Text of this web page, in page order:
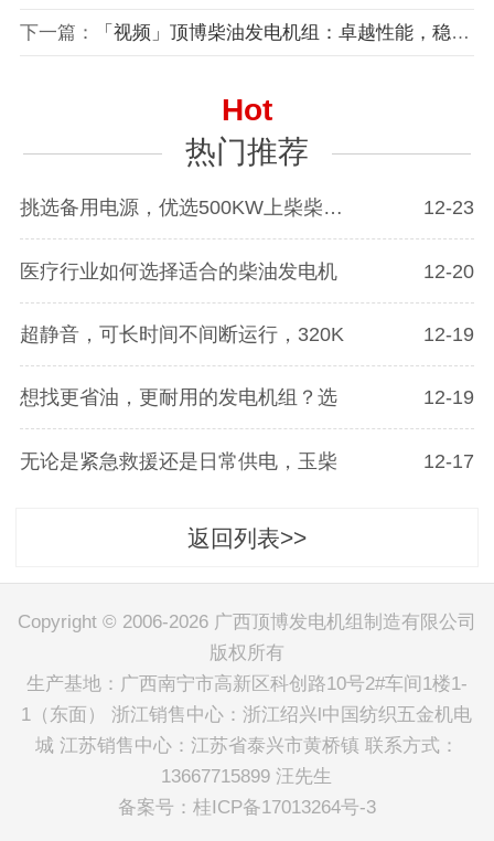
下一篇： 「视频」顶博柴油发电机组：卓越性能，稳定运行，满足您高标准需求！
Hot
热门推荐
挑选备用电源，优选500KW上柴柴油发电 12-23
医疗行业如何选择适合的柴油发电机 12-20
超静音，可长时间不间断运行，320K 12-19
想找更省油，更耐用的发电机组？选 12-19
无论是紧急救援还是日常供电，玉柴 12-17
返回列表>>
Copyright © 2006-2026 广西顶博发电机组制造有限公司
版权所有
生产基地：广西南宁市高新区科创路10号2#车间1楼1-
1（东面） 浙江销售中心：浙江绍兴l中国纺织五金机电
城 江苏销售中心：江苏省泰兴市黄桥镇 联系方式：
13667715899 汪先生
备案号： 桂ICP备17013264号-3